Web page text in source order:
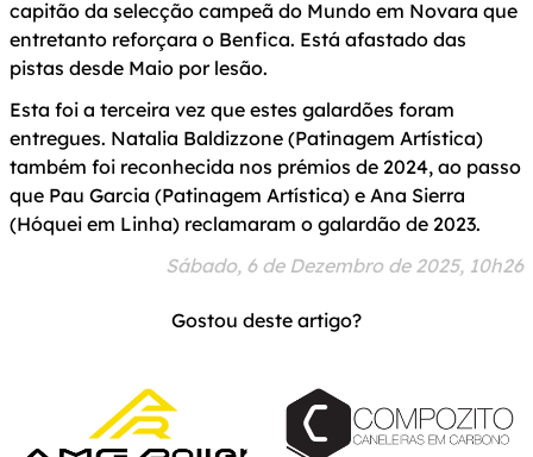
capitão da selecção campeã do Mundo em Novara que
entretanto reforçara o Benfica. Está afastado das
pistas desde Maio por lesão.
Esta foi a terceira vez que estes galardões foram
entregues. Natalia Baldizzone (Patinagem Artística)
também foi reconhecida nos prémios de 2024, ao passo
que Pau Garcia (Patinagem Artística) e Ana Sierra
(Hóquei em Linha) reclamaram o galardão de 2023.
Sábado, 6 de Dezembro de 2025, 10h26
Gostou deste artigo?